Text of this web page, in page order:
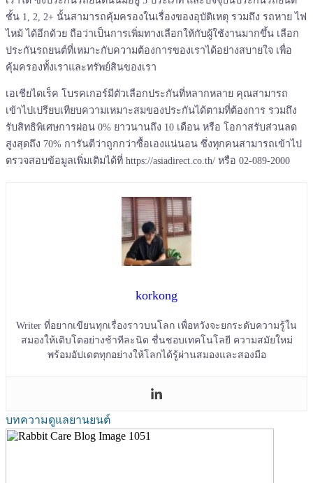
ชั้น 1, 2, 2+ นั้นสามารถคุ้มครองในเรื่องของอุบัติเหตุ รวมถึง รถหาย ไฟ
ไหม้ ได้อีกด้วย ถือว่าเป็นการเพิ่มทางเลือกให้กับผู้ใช้งานมากขึ้น เลือก
ประกันรถยนต์ที่เหมาะกับความต้องการของเราได้อย่างสบายใจ เพื่อ
คุ้มครองทั้งเราและทรัพย์สินของเรา
เอเชียไดเร็ค โบรคเกอร์มีตัวเลือกประกันที่หลากหลาย คุณสามารถ
เข้าไปเปรียบเทียบความเหมาะสมของประกันได้ตามที่ต้องการ รวมถึง
รับสิทธิพิเศษการผ่อน 0% ยาวนานถึง 10 เดือน หรือ โอกาสรับส่วนลด
สูงสุดถึง 70% การันตีว่าถูกกว่าซื้อเองแน่นอน ซึ่งทุกคนสามารถเข้าไป
ตรวจสอบข้อมูลเพิ่มเติมได้ที่ https://asiadirect.co.th/ หรือ 02-089-2000
korkong
Writer ที่อยากเขียนทุกเรื่องราวบนโลก เพื่อหวังจะยกระดับความรู้ใน
สมองให้เติบโตอย่างช้าทีละนิด ชื่นชอบเทคโนโลยี ความสมัยใหม่
พร้อมอัปเดตทุกอย่างให้โลกได้รู้ผ่านสมองและสองมือ
บทความดูแลยานยนต์